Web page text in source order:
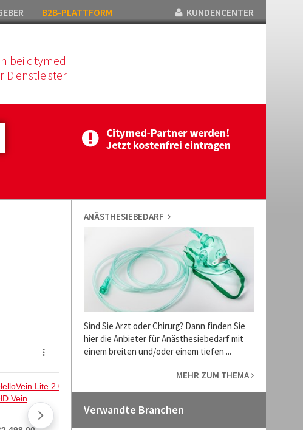
B2B-PLATTFORM KUNDENCENTER
bei citymed
Dienstleister
ANÄSTHESIEBEDARF
Sind Sie Arzt oder Chirurg? Dann finden Sie
hier die Anbieter für Anästhesiebedarf mit
einem breiten und/oder einem tiefen ...
MEHR ZUM THEMA
Verwandte Branchen